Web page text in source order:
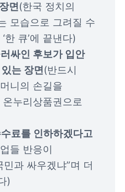
면(한국 정치의
모습으로 그려질 수
싸인 후보가 입안
는 장면(반드시
니의 손길을
누리상품권으로
료를 인하하겠다고
들 반응이
민과 싸우겠냐”며 더
)